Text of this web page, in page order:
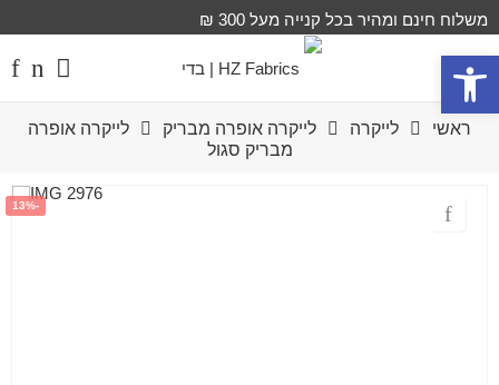
פתח סרגל נגישות
משלוח חינם ומהיר בכל קנייה מעל 300 ₪
ראשי לייקרה לייקרה אופרה מבריק
לייקרה אופרה
מבריק סגול
-13%